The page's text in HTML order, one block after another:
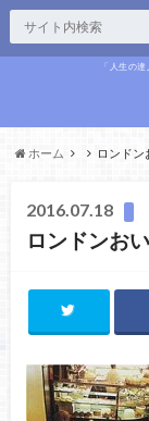
「人生の
ホーム ロンドン
2016.07.18
ロンドンお